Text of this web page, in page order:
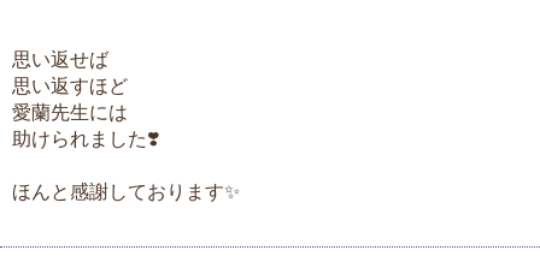
思い返せば
思い返すほど
愛蘭先生には
助けられました❣️
ほんと感謝しております✨